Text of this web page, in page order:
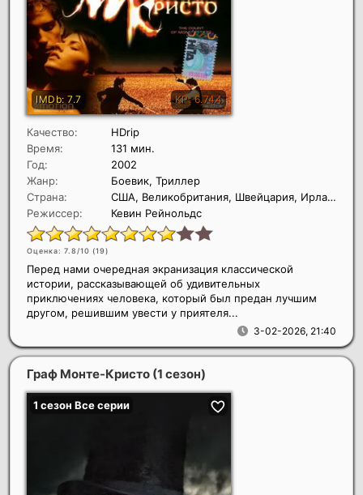
Качество:
HDrip
Время:
131 мин.
Год:
2002
Жанр:
Боевик, Триллер
Страна:
США, Великобритания, Швейцария, Ирландия
Режиссер:
Кевин Рейнольдс
Оценка: 7.8/10 (19)
3-02-2026, 21:40
Перед нами очередная экранизация классической
истории, рассказывающей об удивительных
приключениях человека, который был предан лучшим
другом, решившим увести у приятеля...
Граф Монте-Кристо (1 сезон)